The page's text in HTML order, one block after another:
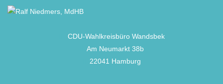
CDU-Wahlkreisbüro Wandsbek
Am Neumarkt 38b
22041 Hamburg